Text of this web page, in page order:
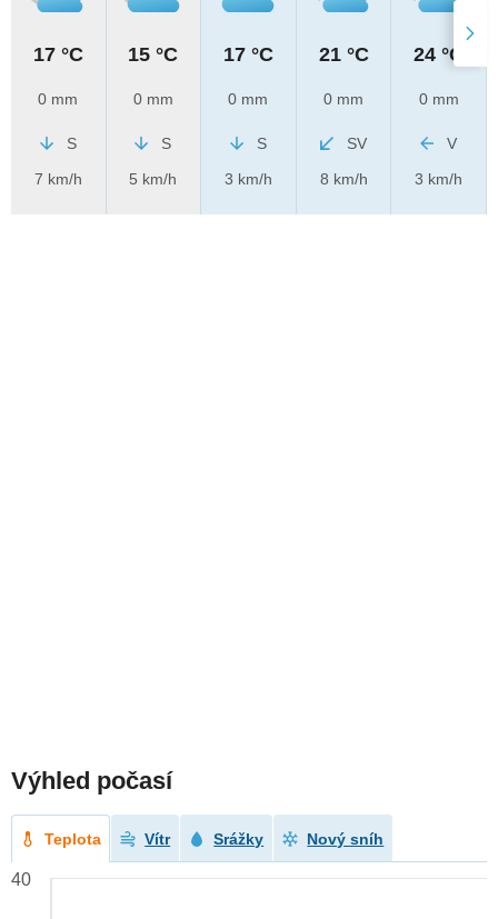
17 °C
0 mm
S
7 km/h
15 °C
0 mm
S
5 km/h
17 °C
0 mm
S
3 km/h
21 °C
0 mm
SV
8 km/h
24 °C
0 mm
V
3 km/h
Výhled počasí
Teplota Vítr Srážky Nový sníh
40